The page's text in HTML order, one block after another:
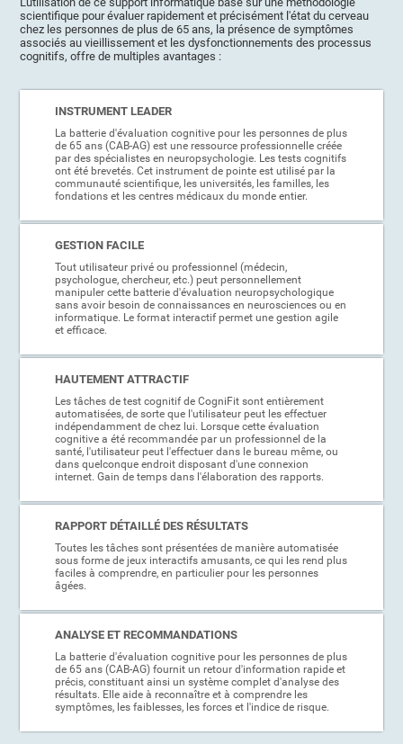
scientifique pour évaluer rapidement et précisément l'état du cerveau
chez les personnes de plus de 65 ans, la présence de symptômes
associés au vieillissement et les dysfonctionnements des processus
cognitifs, offre de multiples avantages :
INSTRUMENT LEADER
La batterie d'évaluation cognitive pour les personnes de plus
de 65 ans (CAB-AG) est une ressource professionnelle créée
par des spécialistes en neuropsychologie. Les tests cognitifs
ont été brevetés. Cet instrument de pointe est utilisé par la
communauté scientifique, les universités, les familles, les
fondations et les centres médicaux du monde entier.
GESTION FACILE
Tout utilisateur privé ou professionnel (médecin,
psychologue, chercheur, etc.) peut personnellement
manipuler cette batterie d'évaluation neuropsychologique
sans avoir besoin de connaissances en neurosciences ou en
informatique. Le format interactif permet une gestion agile
et efficace.
HAUTEMENT ATTRACTIF
Les tâches de test cognitif de CogniFit sont entièrement
automatisées, de sorte que l'utilisateur peut les effectuer
indépendamment de chez lui. Lorsque cette évaluation
cognitive a été recommandée par un professionnel de la
santé, l'utilisateur peut l'effectuer dans le bureau même, ou
dans quelconque endroit disposant d'une connexion
internet. Gain de temps dans l'élaboration des rapports.
RAPPORT DÉTAILLÉ DES RÉSULTATS
Toutes les tâches sont présentées de manière automatisée
sous forme de jeux interactifs amusants, ce qui les rend plus
faciles à comprendre, en particulier pour les personnes
âgées.
ANALYSE ET RECOMMANDATIONS
La batterie d'évaluation cognitive pour les personnes de plus
de 65 ans (CAB-AG) fournit un retour d'information rapide et
précis, constituant ainsi un système complet d'analyse des
résultats. Elle aide à reconnaître et à comprendre les
symptômes, les faiblesses, les forces et l'indice de risque.